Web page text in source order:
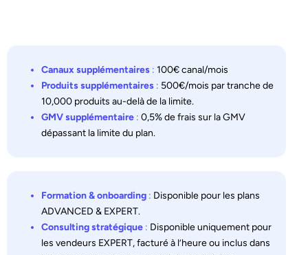
Canaux supplémentaires : 100€ canal/mois
Produits supplémentaires : 500€/mois par tranche de
10,000 produits au-delà de la limite.
GMV supplémentaire : 0,5% de frais sur la GMV
dépassant la limite du plan.
Formation & onboarding : Disponible pour les plans
ADVANCED & EXPERT.
Consulting stratégique : Disponible uniquement pour
les vendeurs EXPERT, facturé à l’heure ou inclus dans